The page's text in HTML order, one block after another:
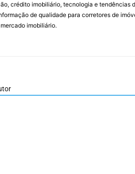
crédito imobiliário, tecnologia e tendências
de qualidade para corretores de
imobiliário.